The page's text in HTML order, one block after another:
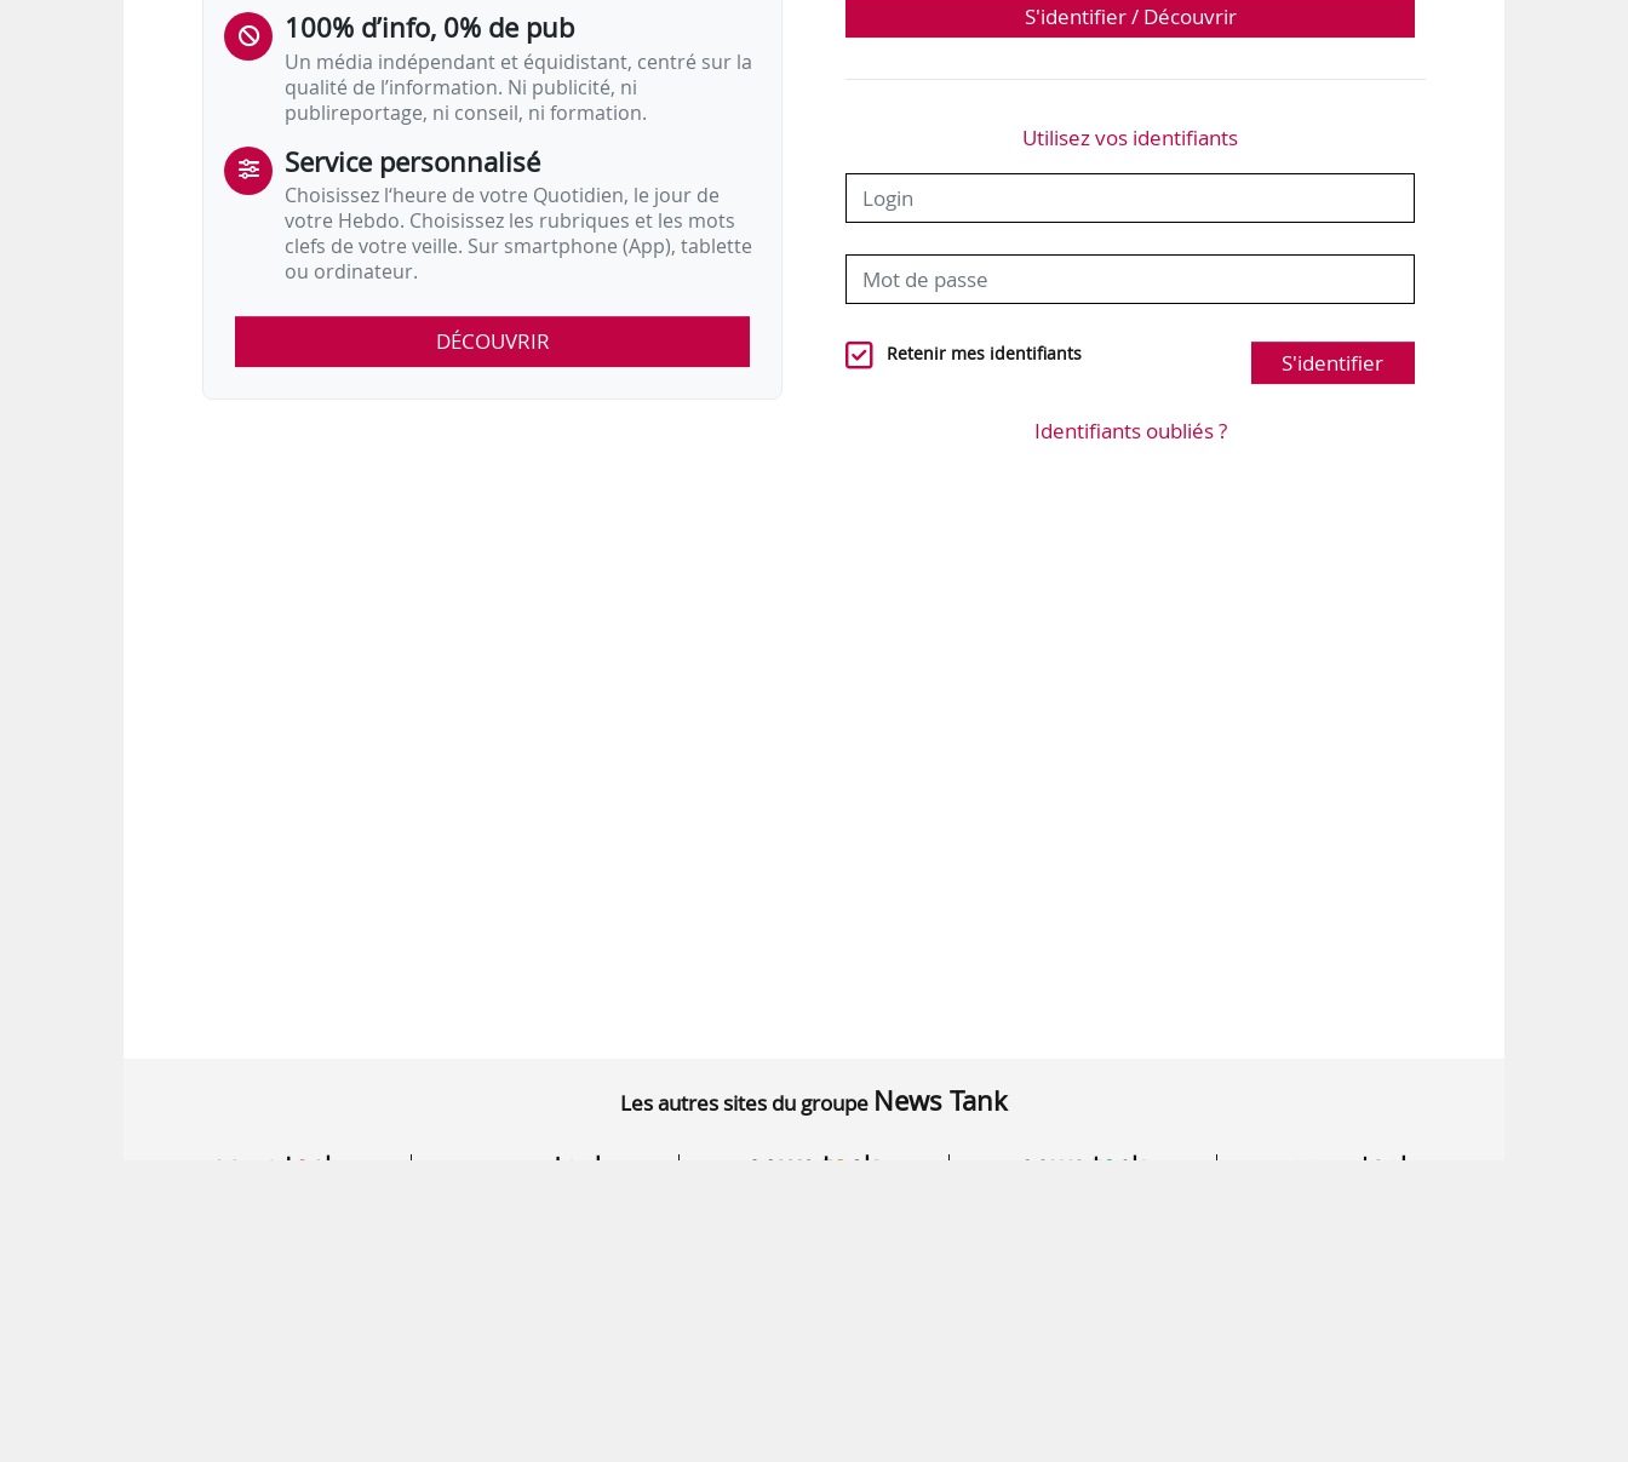
100% d’info, 0% de pub
Un média indépendant et équidistant, centré sur la
qualité de l’information. Ni publicité, ni
publireportage, ni conseil, ni formation.
Service personnalisé
Choisissez l‘heure de votre Quotidien, le jour de
votre Hebdo. Choisissez les rubriques et les mots
clefs de votre veille. Sur smartphone (App), tablette
ou ordinateur.
DÉCOUVRIR
S'identifier / Découvrir
Utilisez vos identifiants
Retenir mes identifiants S'identifier
Identifiants oubliés ?
Les autres sites du groupe News Tank